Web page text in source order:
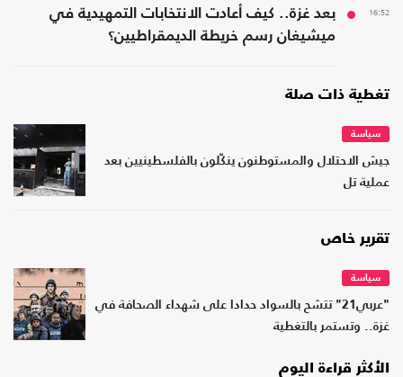
16:52
بعد غزة.. كيف أعادت الانتخابات التمهيدية في
ميشيغان رسم خريطة الديمقراطيين؟
تغطية ذات صلة
سياسة
جيش الاحتلال والمستوطنون ينكّلون بالفلسطينيين بعد
عملية تل
تقرير خاص
سياسة
"عربي21" تتشح بالسواد حدادا على شهداء الصحافة في
غزة.. وتستمر بالتغطية
الأكثر قراءة اليوم